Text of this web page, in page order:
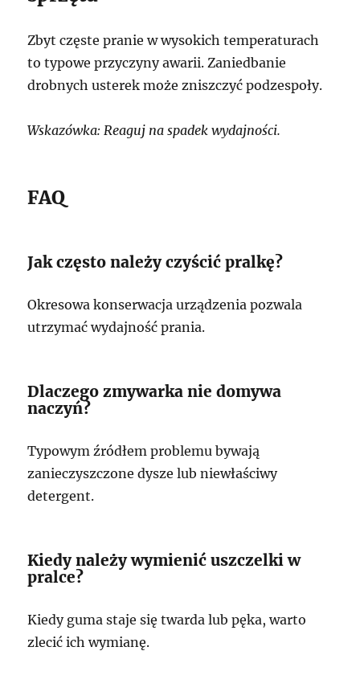
Zbyt częste pranie w wysokich temperaturach
to typowe przyczyny awarii. Zaniedbanie
drobnych usterek może zniszczyć podzespoły.
Wskazówka: Reaguj na spadek wydajności.
FAQ
Jak często należy czyścić pralkę?
Okresowa konserwacja urządzenia pozwala
utrzymać wydajność prania.
Dlaczego zmywarka nie domywa
naczyń?
Typowym źródłem problemu bywają
zanieczyszczone dysze lub niewłaściwy
detergent.
Kiedy należy wymienić uszczelki w
pralce?
Kiedy guma staje się twarda lub pęka, warto
zlecić ich wymianę.